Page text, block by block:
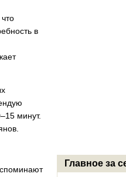
в
минут.
Главное за